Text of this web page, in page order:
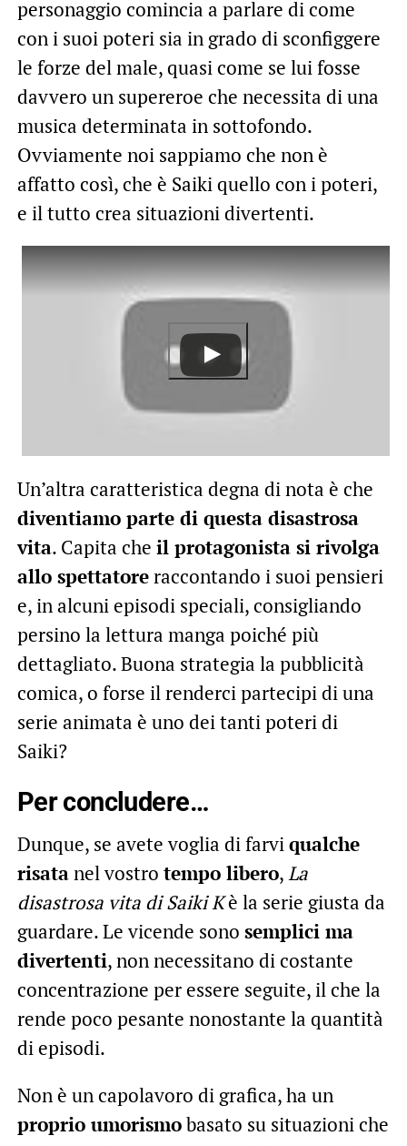
personaggio comincia a parlare di come
con i suoi poteri sia in grado di sconfiggere
le forze del male, quasi come se lui fosse
davvero un supereroe che necessita di una
musica determinata in sottofondo.
Ovviamente noi sappiamo che non è
affatto così, che è Saiki quello con i poteri,
e il tutto crea situazioni divertenti.
Un’altra caratteristica degna di nota è che
diventiamo parte di questa disastrosa
vita. Capita che il protagonista si rivolga
allo spettatoreraccontando i suoi pensieri
e, in alcuni episodi speciali, consigliando
persino la lettura manga poiché più
dettagliato. Buona strategia la pubblicità
comica, o forse il renderci partecipi di una
serie animata è uno dei tanti poteri di
Saiki?
Per concludere…
Dunque, se avete voglia di farvi qualche
risatanel vostro tempo libero, La
disastrosa vita di Saiki Kè la serie giusta da
guardare. Le vicende sono semplici ma
divertenti, non necessitano di costante
concentrazione per essere seguite, il che la
rende poco pesante nonostante la quantità
di episodi.
Non è un capolavoro di grafica, ha un
proprio umorismobasato su situazioni che